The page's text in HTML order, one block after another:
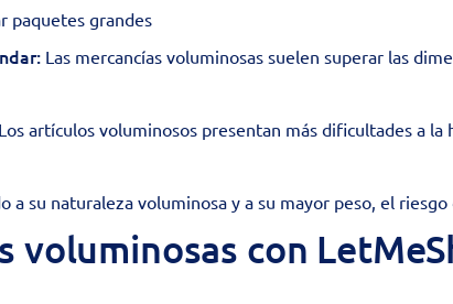
paquetes grandes
Las mercancías voluminosas suelen superar las
Los artículos voluminosos presentan más dificultades a
a su naturaleza voluminosa y a su mayor peso, el
voluminosas con